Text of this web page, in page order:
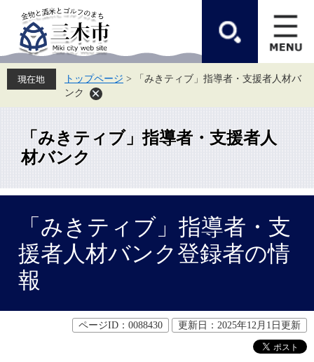
先
頭
を
飛
て
トップページ >
「みきティブ」指導者・支援者人材バ
ンク
「みきティブ」指導者・支援者人
材バンク
「みきティブ」指導者・支
援者人材バンク登録者の情
報
ページID：0088430 更新日：2025年12月1日更新